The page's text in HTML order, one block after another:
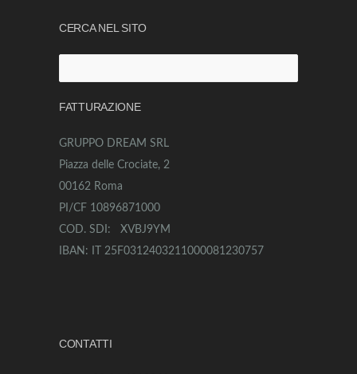
CERCA NEL SITO
per:
FATTURAZIONE
GRUPPO DREAM SRL
Piazza delle Crociate, 2
00162 Roma
PI/CF 10896871000
COD. SDI: XVBJ9YM
IBAN: IT 25F0312403211000081230757
CONTATTI